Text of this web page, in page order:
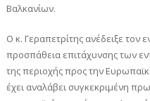
Βαλκανίων.
Ο κ. Γεραπετρίτης ανέδειξε τον
προσπάθεια επιτάχυνσης των
της περιοχής προς την
έχει αναλάβει συγκεκριμένη